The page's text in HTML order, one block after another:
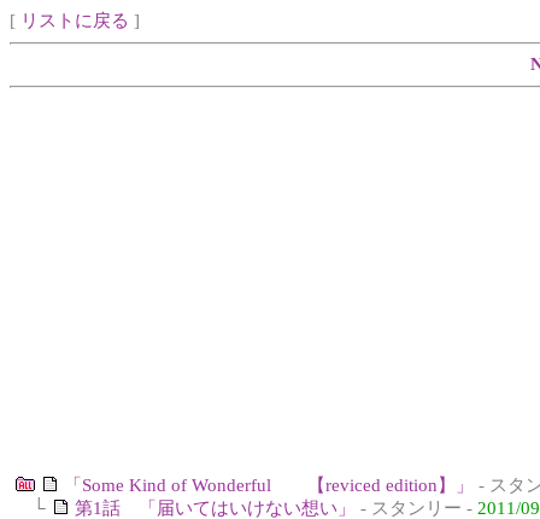
[ リストに戻る ]
「Some Kind of Wonderful 【reviced edition】」
- スタ
└
第1話 「届いてはいけない想い」 - スタンリー - 2011/